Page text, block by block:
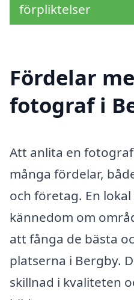
förpliktelser
Fördelar
fotograf i
Att anlita en
många fördelar,
och företag. En
kännedom om
att fånga de bästa
platserna i Bergby.
skillnad i kvaliteten